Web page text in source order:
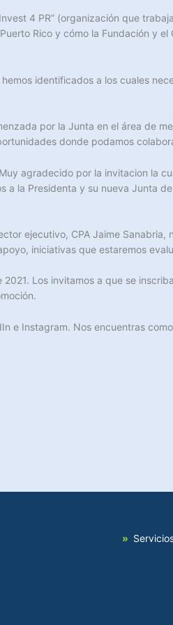
4 PR” (organización que
Rico y cómo la Fundación y el
identificados a los cuales
por la Junta en el área de
donde podamos
agradecido por la invitacion la
la Presidenta y su nueva Junta
ejecutivo, CPA Jaime Sanabria,
iniciativas que estaremos
Los invitamos a que se
e Instagram. Nos encuentras